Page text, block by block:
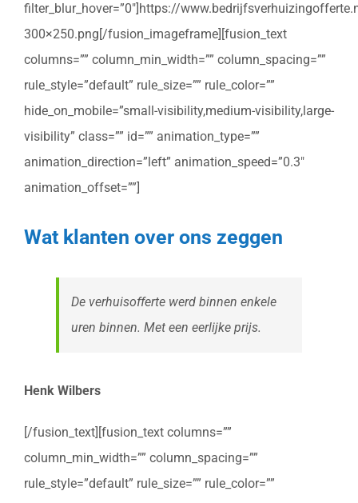
filter_blur_hover=”0″]https://
300×250.png[/fusion_imageframe][fusion_text
columns=”” column_min_width=”” column_spacing=””
rule_style=”default” rule_size=”” rule_color=””
hide_on_mobile=”small-visibility,medium-visibility,large-
visibility” class=”” id=”” animation_type=””
animation_direction=”left” animation_speed=”0.3″
animation_offset=””]
Wat klanten over ons zeggen
De verhuisofferte werd binnen enkele
uren binnen. Met een eerlijke prijs.
Henk Wilbers
[/fusion_text][fusion_text columns=””
column_min_width=”” column_spacing=””
rule_style=”default” rule_size=”” rule_color=””